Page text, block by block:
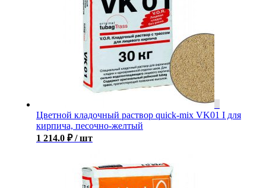
Цветной кладочный раствор quick-mix VK01 I для
кирпича, песочно-желтый
1 214.0 ₽ / шт